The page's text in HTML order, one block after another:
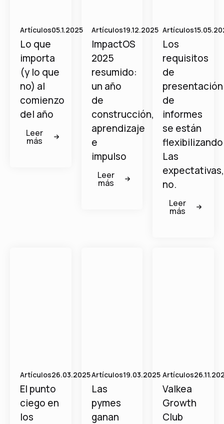
Artículos05.1.2025
Lo que
importa
(y lo que
no) al
comienzo
del año
Leer
más
Artículos19.12.2025
ImpactOS
2025
resumido:
un año
de
construcción,
aprendizaje
e
impulso
Leer
más
Artículos
Los
requisitos
de
presentación
de
informes
se están
Las
expectativas,
no.
Leer
más
Artículos26.03.2025
El punto
ciego en
los
Artículos19.03.2025
Las
pymes
ganan
Artículos
Valkea
Growth
Club